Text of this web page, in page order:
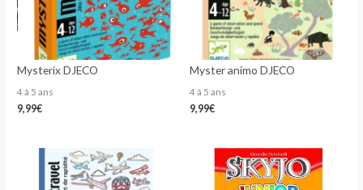
Mysterix DJECO
4 à 5 ans
9,99€
Myster animo DJECO
4 à 5 ans
9,99€